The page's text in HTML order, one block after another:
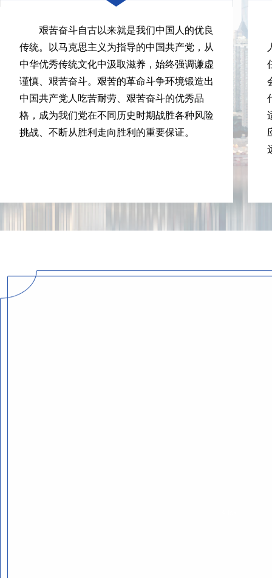
艰苦奋斗自古以来就是我们中国人的优良
传统。以马克思主义为指导的中国共产党，从
中华优秀传统文化中汲取滋养，始终强调谦虚
谨慎、艰苦奋斗。艰苦的革命斗争环境锻造出
中国共产党人吃苦耐劳、艰苦奋斗的优秀品
格，成为我们党在不同历史时期战胜各种风险
挑战、不断从胜利走向胜利的重要保证。